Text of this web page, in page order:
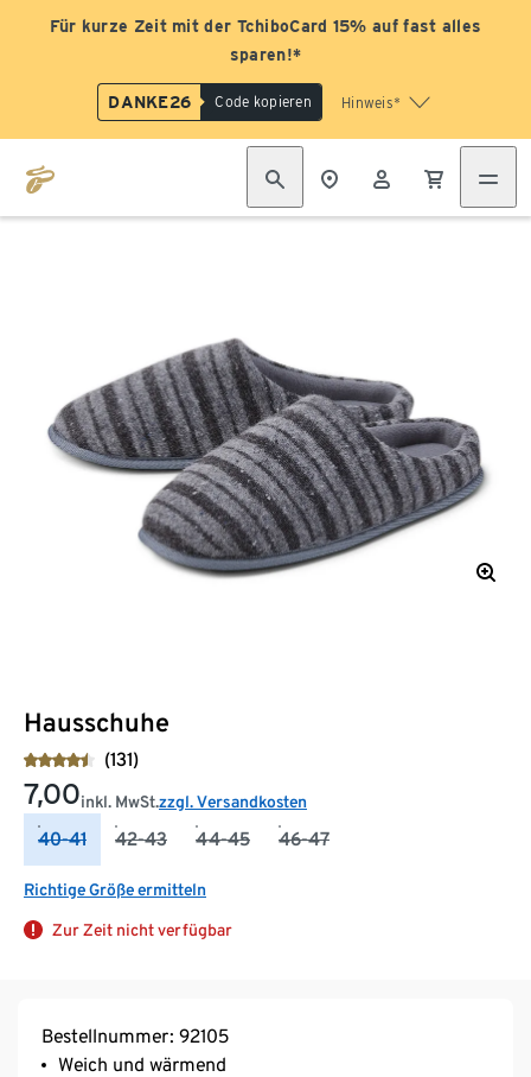
Für kurze Zeit mit der TchiboCard 15% auf fast alles
sparen!*
DANKE26 Code kopieren Hinweis*
Hausschuhe
(131)
7,00inkl. MwSt.zzgl. Versandkosten
40-41 42-43 44-45 46-47
Richtige Größe ermitteln
Zur Zeit nicht verfügbar
Bestellnummer: 92105
Weich und wärmend